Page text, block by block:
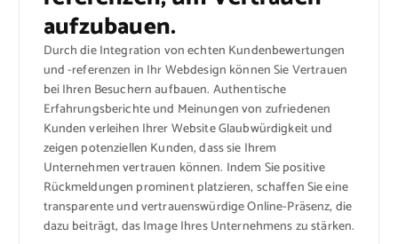
aufzubauen.
Durch die Integration von echten Kundenbewertungen
und -referenzen in Ihr Webdesign können Sie Vertrauen
bei Ihren Besuchern aufbauen. Authentische
Erfahrungsberichte und Meinungen von zufriedenen
Kunden verleihen Ihrer Website Glaubwürdigkeit und
zeigen potenziellen Kunden, dass sie Ihrem
Unternehmen vertrauen können. Indem Sie positive
Rückmeldungen prominent platzieren, schaffen Sie eine
transparente und vertrauenswürdige Online-Präsenz, die
dazu beiträgt, das Image Ihres Unternehmens zu stärken.